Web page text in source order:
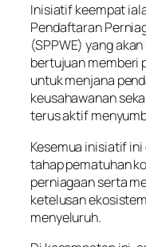
Inisiatif keempat
Pendaftaran
(SPPWE) yang
bertujuan memberi
untuk menjana
keusahawanan
terus aktif
Kesemua inisiatif
tahap pematuhan
perniagaan serta
ketelusan
menyeluruh.